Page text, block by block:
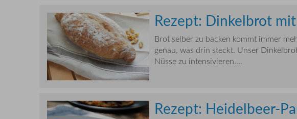
Rezept: Dinkelbrot
Brot selber zu backen kommt immer
genau, was drin steckt. Unser
Nüsse zu intensivieren....
Rezept: Heidelbeer-